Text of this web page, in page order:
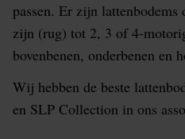
passen. Er zijn
zijn (rug) tot 2, 3 of 4-
bovenbenen, onderbenen en
Wij hebben de beste
en SLP Collection in ons